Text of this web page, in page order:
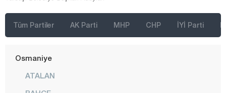
Tüm Partiler AK Parti MHP CHP İYİ Parti
Ordu
Osmaniye
ATALAN